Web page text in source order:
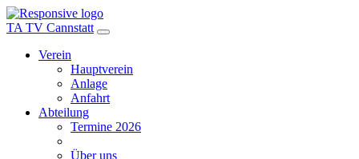
TA TV Cannstatt
Verein
Hauptverein
Anlage
Anfahrt
Abteilung
Termine 2026
Über uns